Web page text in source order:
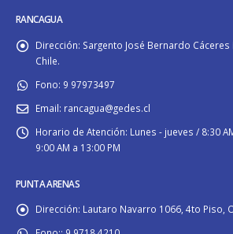
RANCAGUA
Dirección: Sargento José Bernardo Cáceres
Chile.
Fono: 9 97973497
Email: rancagua@gedes.cl
Horario de Atención: Lunes - jueves / 8:30
9:00 AM a 13:00 PM
PUNTA ARENAS
Dirección: Lautaro Navarro 1066, 4to Piso,